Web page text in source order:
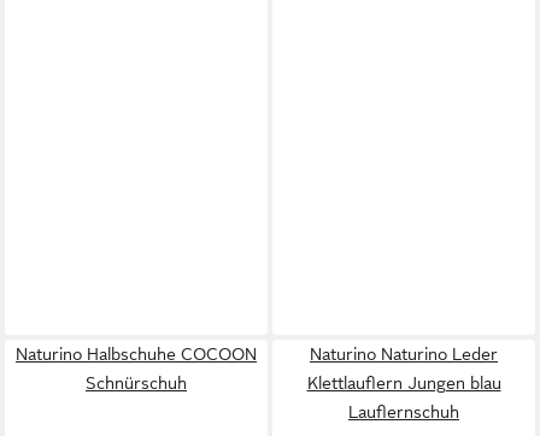
Naturino Halbschuhe COCOON
Schnürschuh
Naturino Naturino Leder
Klettlauflern Jungen blau
Lauflernschuh